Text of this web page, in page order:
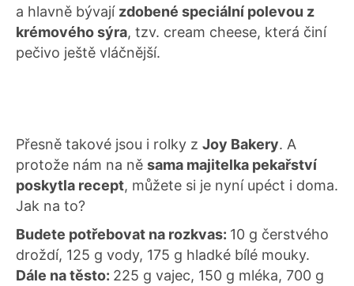
a hlavně bývají zdobené speciální polevou z
krémového sýra, tzv. cream cheese, která činí
pečivo ještě vláčnější.
Přesně takové jsou i rolky z Joy Bakery. A
protože nám na ně sama majitelka pekařství
poskytla recept, můžete si je nyní upéct i doma.
Jak na to?
Budete potřebovat na rozkvas: 10 g čerstvého
droždí, 125 g vody, 175 g hladké bílé mouky.
Dále na těsto: 225 g vajec, 150 g mléka, 700 g